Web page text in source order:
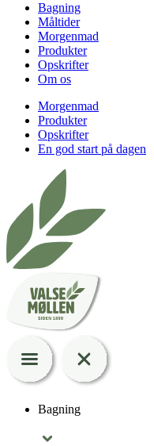
Bagning
Måltider
Morgenmad
Produkter
Opskrifter
Om os
Morgenmad
Produkter
Opskrifter
En god start på dagen
Bagning